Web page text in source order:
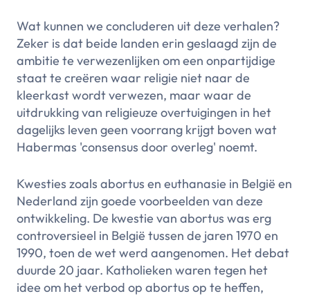
Wat kunnen we concluderen uit deze verhalen?
Zeker is dat beide landen erin geslaagd zijn de
ambitie te verwezenlijken om een onpartijdige
staat te creëren waar religie niet naar de
kleerkast wordt verwezen, maar waar de
uitdrukking van religieuze overtuigingen in het
dagelijks leven geen voorrang krijgt boven wat
Habermas 'consensus door overleg' noemt.
Kwesties zoals abortus en euthanasie in België en
Nederland zijn goede voorbeelden van deze
ontwikkeling. De kwestie van abortus was erg
controversieel in België tussen de jaren 1970 en
1990, toen de wet werd aangenomen. Het debat
duurde 20 jaar. Katholieken waren tegen het
idee om het verbod op abortus op te heffen,